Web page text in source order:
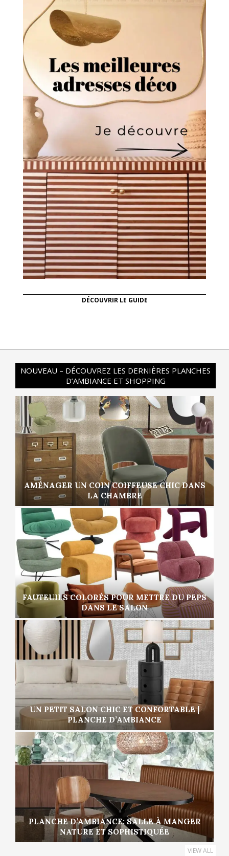
DÉCOUVRIR LE GUIDE
NOUVEAU – DÉCOUVREZ LES DERNIÈRES PLANCHES
D’AMBIANCE ET SHOPPING
AMÉNAGER UN COIN COIFFEUSE CHIC DANS
LA CHAMBRE
FAUTEUILS COLORÉS POUR METTRE DU PEPS
DANS LE SALON
UN PETIT SALON CHIC ET CONFORTABLE |
PLANCHE D’AMBIANCE
PLANCHE D’AMBIANCE: SALLE À MANGER
NATURE ET SOPHISTIQUÉE
VIEW ALL